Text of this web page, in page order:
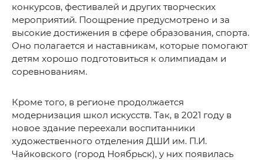
конкурсов, фестивалей и других творческих
мероприятий. Поощрение предусмотрено и за
высокие достижения в сфере образования, спорта.
Оно полагается и наставникам, которые помогают
детям хорошо подготовиться к олимпиадам и
соревнованиям.
Кроме того, в регионе продолжается
модернизация школ искусств. Так, в 2021 году в
новое здание переехали воспитанники
художественного отделения ДШИ им. П.И.
Чайковского (город Ноябрьск), у них появилась